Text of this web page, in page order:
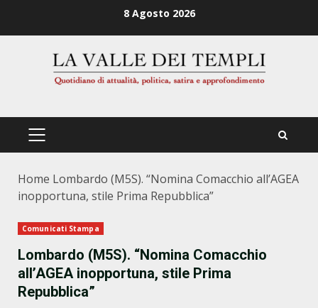
8 Agosto 2026
PRIMÄRES
Home Lombardo (M5S). “Nomina Comacchio all’AGEA
inopportuna, stile Prima Repubblica”
Comunicati Stampa
Lombardo (M5S). “Nomina Comacchio
all’AGEA inopportuna, stile Prima
Repubblica”